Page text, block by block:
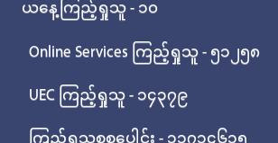
ယနေ့ကြည့်ရှုသူ - ၁၀
Online Services ကြည့်ရှုသူ - ၅၁၂၅၈
UEC ကြည့်ရှုသူ - ၁၄၃၇၉
ကြည့်ရှုသူစုစုပေါင်း - ၁၁၇၁၄၆၁၅